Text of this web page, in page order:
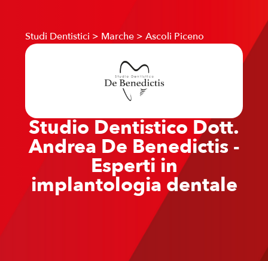
Studi Dentistici > Marche > Ascoli Piceno
Studio Dentistico Dott.
Andrea De Benedictis -
Esperti in
implantologia dentale